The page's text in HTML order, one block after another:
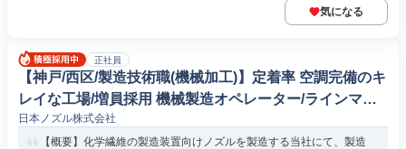
気になる
正社員
【神戸/西区/製造技術職(機械加工)】定着率 空調完備のキ
レイな工場/増員採用 機械製造オペレーター/ラインマネ
ージャー
日本ノズル株式会社
【概要】化学繊維の製造装置向けノズルを製造する当社にて、製造